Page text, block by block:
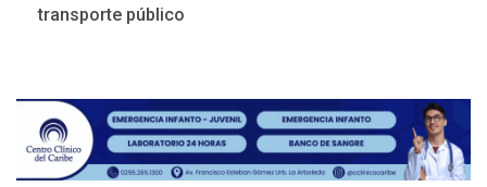
transporte público
4
EEUU para Gaza apoyado
por Hamás
DESTACADOS
REGIONALES
ÚLTIMA HORA